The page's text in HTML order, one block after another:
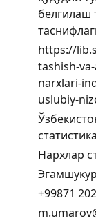
белгилаш
https://
tashish-
narxlari-
uslubiy-
Нархлар
+99871